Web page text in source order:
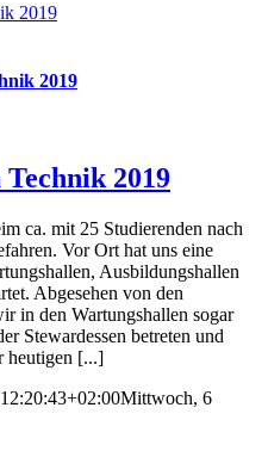
2019
2019
2019
ca. mit 25 Studierenden nach
Vor Ort hat uns eine
Ausbildungshallen
Abgesehen von den
in den Wartungshallen sogar
Stewardessen betreten und
heutigen [...]
Mittwoch, 6